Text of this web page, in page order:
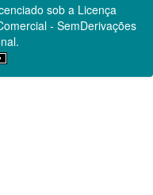
sob a Licença
- SemDerivações